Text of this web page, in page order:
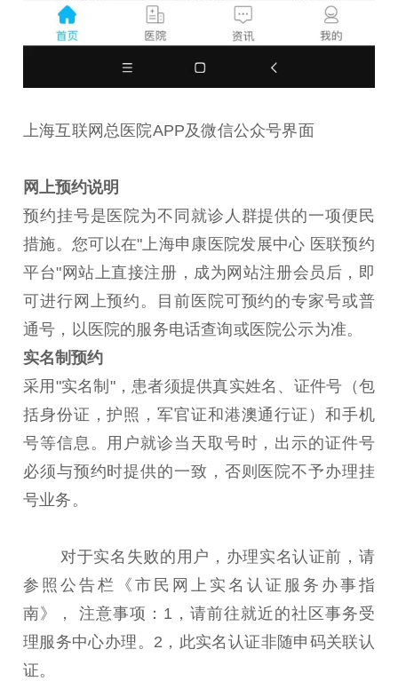
上海互联网总医院APP及微信公众号界面
网上预约说明
预约挂号是医院为不同就诊人群提供的一项便民
措施。您可以在"上海申康医院发展中心 医联预约
平台"网站上直接注册，成为网站注册会员后，即
可进行网上预约。目前医院可预约的专家号或普
通号，以医院的服务电话查询或医院公示为准。
实名制预约
采用"实名制"，患者须提供真实姓名、证件号（包
括身份证，护照，军官证和港澳通行证）和手机
号等信息。用户就诊当天取号时，出示的证件号
必须与预约时提供的一致，否则医院不予办理挂
号业务。
对于实名失败的用户，办理实名认证前，请
参照公告栏《市民网上实名认证服务办事指
南》， 注意事项：1，请前往就近的社区事务受
理服务中心办理。2，此实名认证非随申码关联认
证。